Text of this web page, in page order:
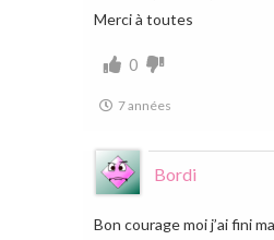
Merci à toutes
0
7 années
Bordi
Bon courage moi j’ai fini